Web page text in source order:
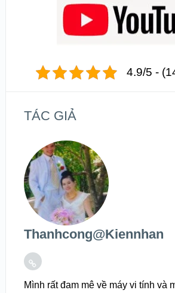
4.9/5 -
TÁC GIẢ
Thanhcong@kiennhan
Mình rất đam mê về máy vi tính và